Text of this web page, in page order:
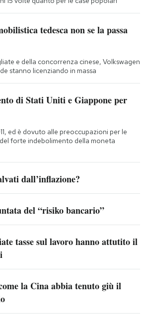
tedesca non se la passa
e della concorrenza cinese, Volkswagen
stanno licenziando in massa
di Stati Uniti e Giappone per
ed è dovuto alle preoccupazioni per le
forte indebolimento della moneta
dall’inflazione?
del “risiko bancario”
tasse sul lavoro hanno attutito il
la Cina abbia tenuto giù il